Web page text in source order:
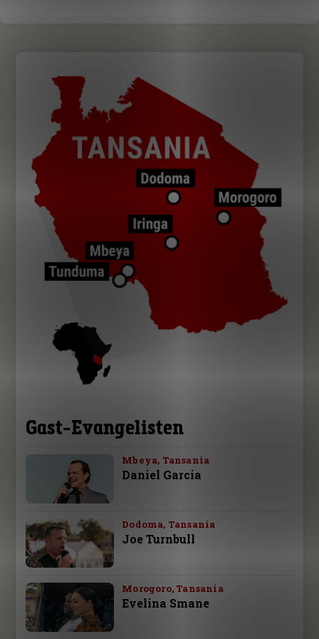
Gast-Evangelisten
Mbeya, Tansania
Daniel Garcia
Dodoma, Tansania
Joe Turnbull
Morogoro, Tansania
Evelina Smane